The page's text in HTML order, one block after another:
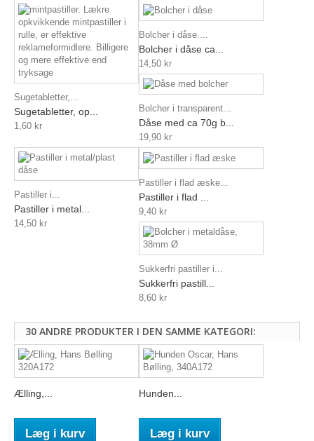
Sugetabletter,...
Sugetabletter, op...
1,60 kr
Bolcher i dåse....
Bolcher i dåse ca...
14,50 kr
Bolcher i transparent...
Dåse med ca 70g b...
19,90 kr
Pastiller i...
Pastiller i metal...
14,50 kr
Pastiller i flad æske...
Pastiller i flad ...
9,40 kr
Sukkerfri pastiller i...
Sukkerfri pastill...
8,60 kr
30 ANDRE PRODUKTER I DEN SAMME KATEGORI:
Ælling,...
Læg i kurv
Hunden...
Læg i kurv